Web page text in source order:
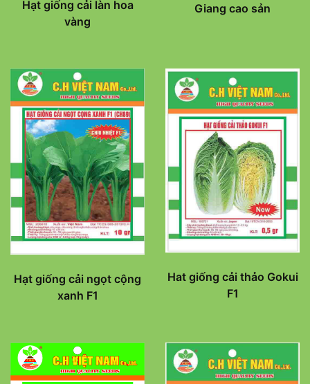
Hạt giống cải làn hoa
vàng
Giang cao sản
Hạt giống cải ngọt cộng
xanh F1
Hat giống cải thảo Gokui
F1